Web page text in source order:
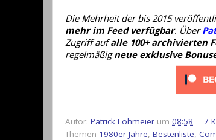
Die Mehrheit der bis 2015
mehr im Feed verfügbar. Über
Zugriff aufalle 100+ archivierten
regelmäßigneue exklusive
Autor: Patrick Lohmeier um 08:58
7
Themen 1980er Jahre, Bestenliste,